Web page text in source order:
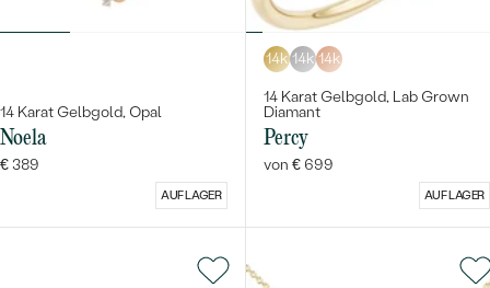
14 Karat Gelbgold, Opal
Noela
€ 389
AUF LAGER
14k 14k 14k
14 Karat Gelbgold, Lab Grown
Diamant
Percy
von € 699
AUF LAGER